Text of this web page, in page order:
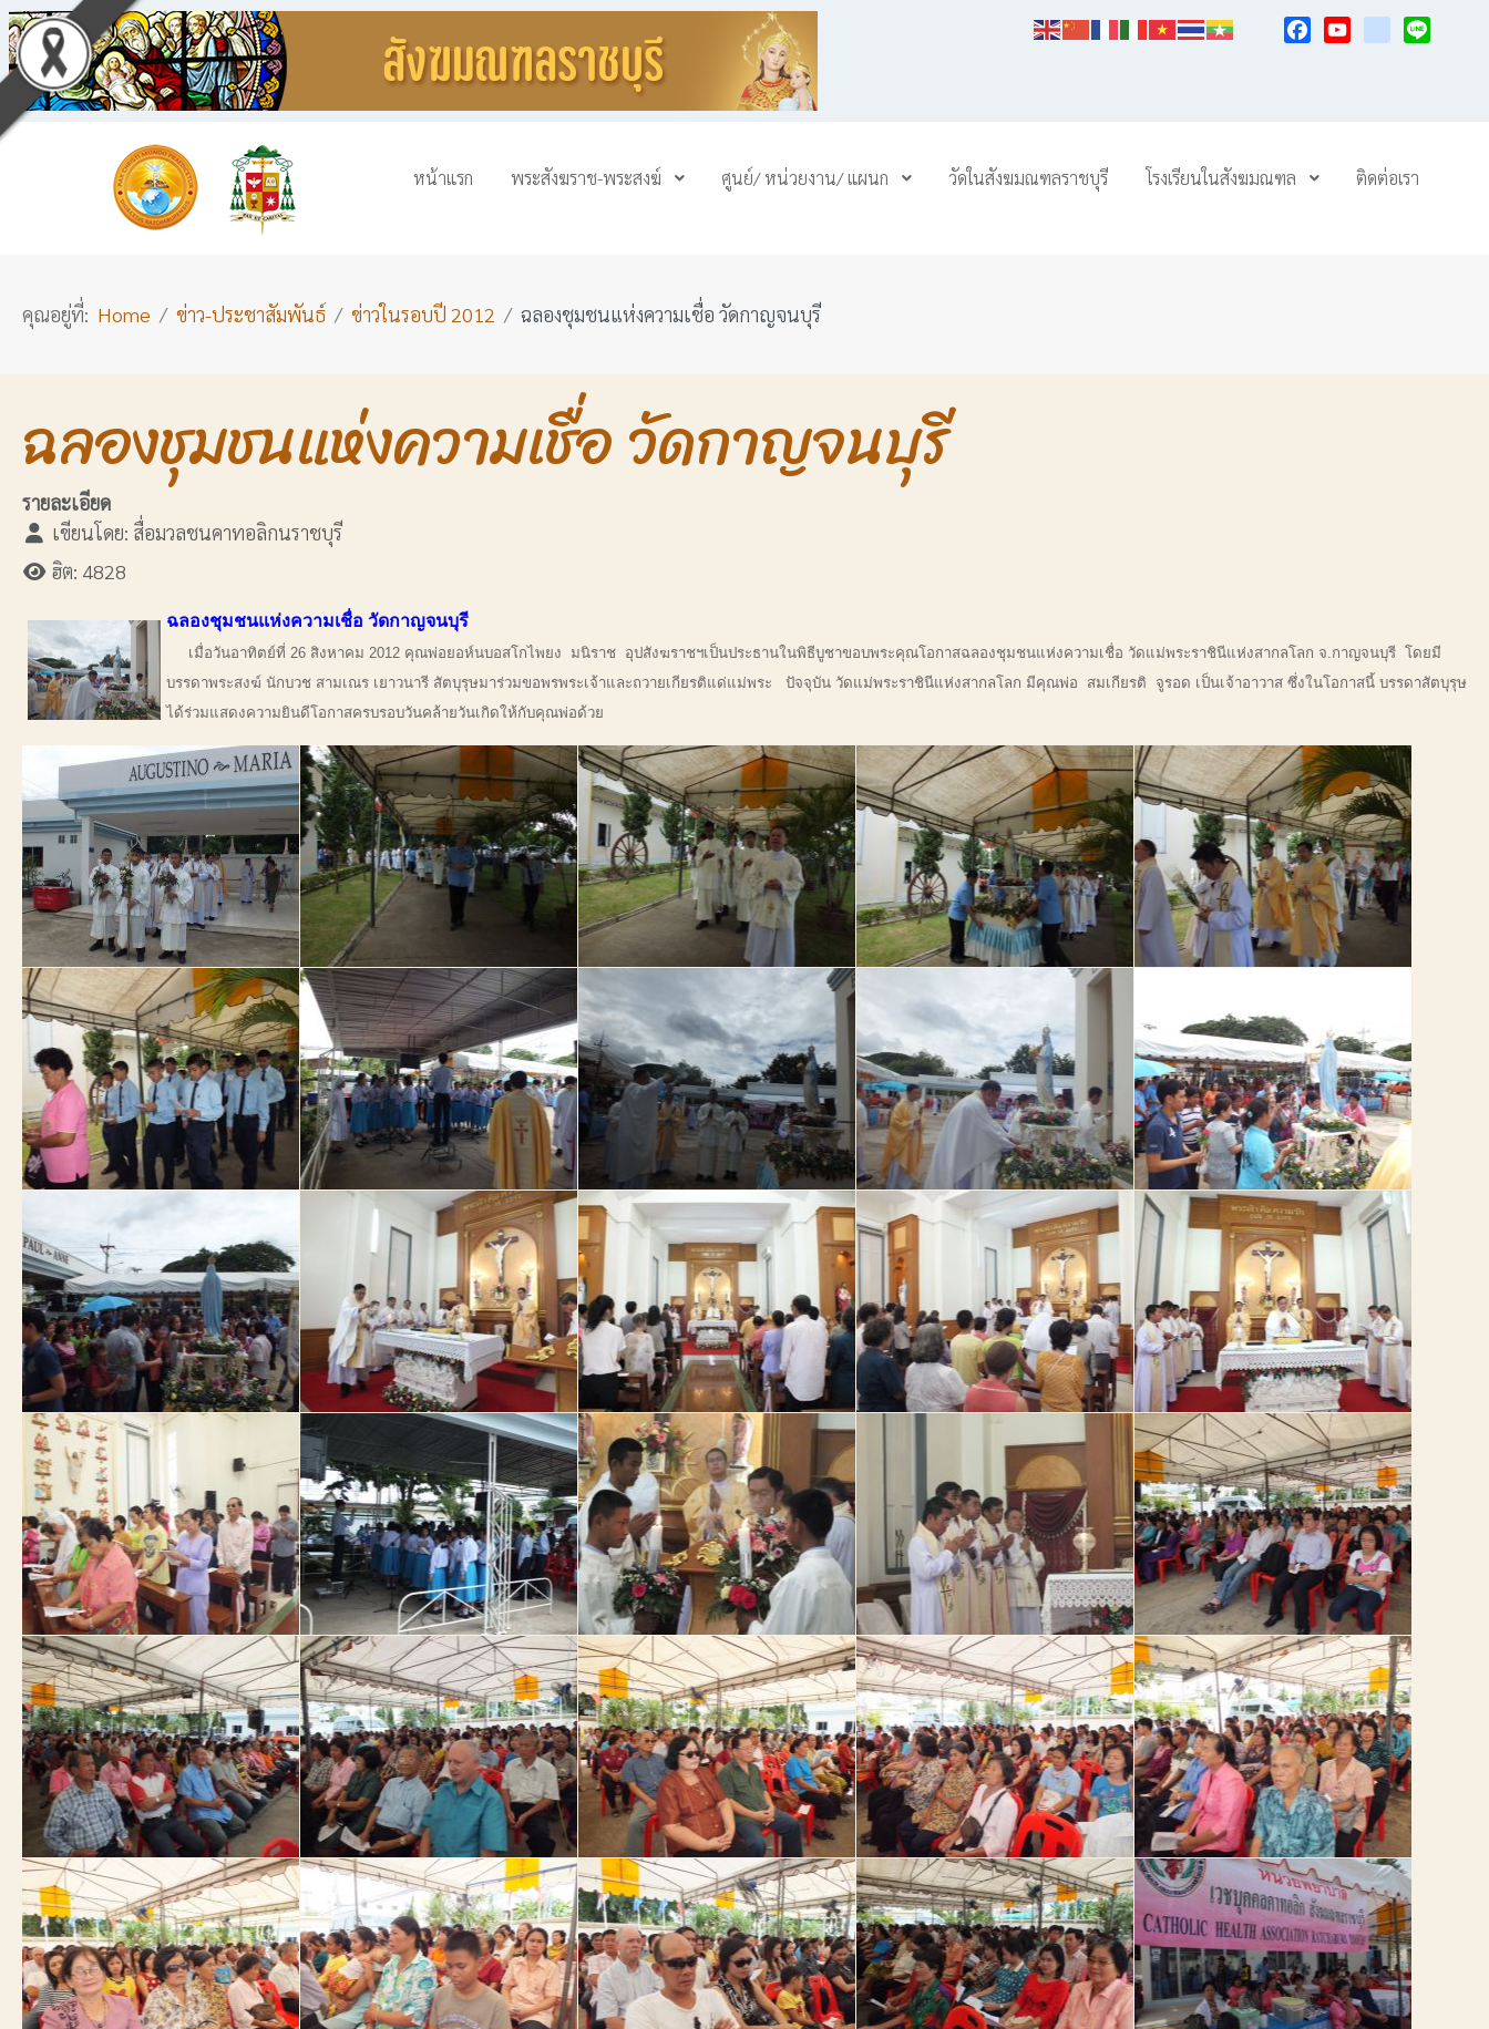
หน้าแรก พระสังฆราช-พระสงฆ์ ศูนย์/ หน่วยงาน/ แผนก วัดในสังฆมณฑลราชบุรี โรงเรียนในสังฆมณฑล ติดต่อเรา
คุณอยู่ที่: Home ข่าว-ประชาสัมพันธ์ ข่าวในรอบปี 2012 ฉลองชุมชนแห่งความเชื่อ วัดกาญจนบุรี
ฉลองชุมชนแห่งความเชื่อ วัดกาญจนบุรี
รายละเอียด
เขียนโดย: สื่อมวลชนคาทอลิกนราชบุรี
ฮิต: 4828
ฉลองชุมชนแห่งความเชื่อ วัดกาญจนบุรี
เมื่อวันอาทิตย์ที่ 26 สิงหาคม 2012 คุณพ่อยอห์นบอสโกไพยง มนิราช อุปสังฆราชฯเป็นประธานในพิธีบูชาขอบพระคุณโอกาสฉลองชุมชนแห่งความเชื่อ วัดแม่พระราชินีแห่งสากลโลก จ.กาญจนบุรี โดยมี
บรรดาพระสงฆ์ นักบวช สามเณร เยาวนารี สัตบุรุษมาร่วมขอพรพระเจ้าและถวายเกียรติแด่แม่พระ ปัจจุบัน วัดแม่พระราชินีแห่งสากลโลก มีคุณพ่อ สมเกียรติ จูรอด เป็นเจ้าอาวาส ซึ่งในโอกาสนี้ บรรดาสัตบุรุษ
ได้ร่วมแสดงความยินดีโอกาสครบรอบวันคล้ายวันเกิดให้กับคุณพ่อด้วย